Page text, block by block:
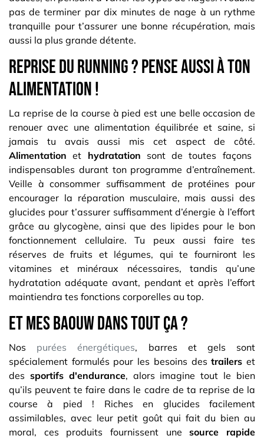
pas de terminer par dix minutes de nage à un rythme
tranquille pour t’assurer une bonne récupération, mais
aussi la plus grande détente.
Reprise du running ? Pense aussi à ton
alimentation !
La reprise de la course à pied est une belle occasion de
renouer avec une alimentation équilibrée et saine, si
jamais tu avais aussi mis cet aspect de côté.
Alimentationet hydratation sont de toutes façons
indispensables durant ton programme d’entraînement.
Veille à consommer suffisamment de protéines pour
encourager la réparation musculaire, mais aussi des
glucides pour t’assurer suffisamment d’énergie à l’effort
grâce au glycogène, ainsi que des lipides pour le bon
fonctionnement cellulaire. Tu peux aussi faire tes
réserves de fruits et légumes, qui te fourniront les
vitamines et minéraux nécessaires, tandis qu’une
hydratation adéquate avant, pendant et après l’effort
maintiendra tes fonctions corporelles au top.
Et mes Baouw dans tout ça ?
Nos purées énergétiques, barres et gels sont
spécialement formulés pour les besoins destrailers et
des sportifs d'endurance, alors imagine tout le bien
qu’ils peuvent te faire dans le cadre de ta reprise de la
course à pied ! Riches en glucides facilement
assimilables, avec leur petit goût qui fait du bien au
moral, ces produits fournissent unesource rapide